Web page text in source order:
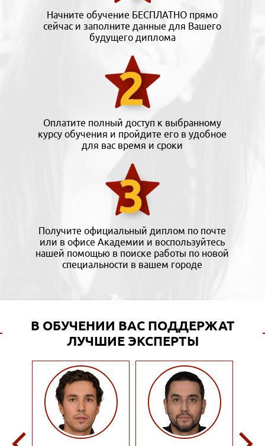
Начните обучение БЕСПЛАТНО прямо
сейчас и заполните данные для Вашего
будущего диплома
Оплатите полный доступ к выбранному
курсу обучения и пройдите его в удобное
для вас время и сроки
Получите официальный диплом по почте
или в офисе Академии и воспользуйтесь
нашей помощью в поиске работы по новой
специальности в вашем городе
В ОБУЧЕНИИ ВАС ПОДДЕРЖАТ
ЛУЧШИЕ ЭКСПЕРТЫ